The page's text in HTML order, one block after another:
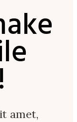
amet,